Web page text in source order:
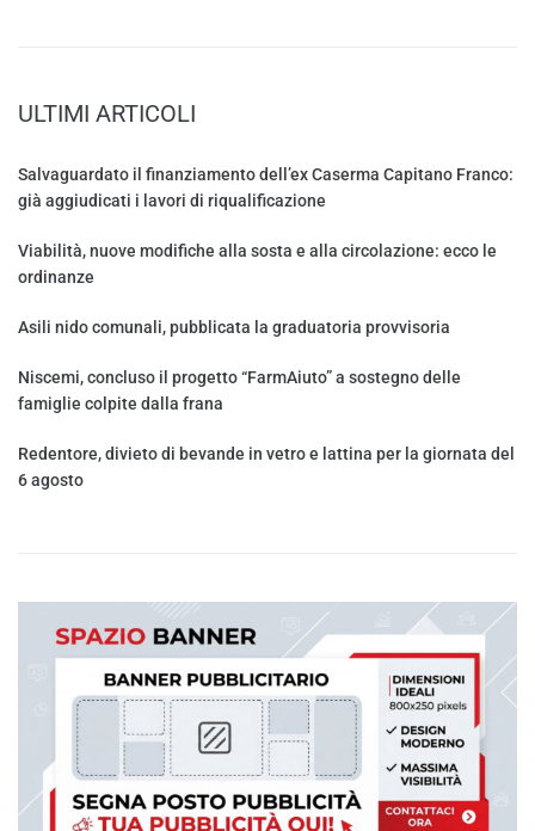
ULTIMI ARTICOLI
Salvaguardato il finanziamento dell’ex Caserma Capitano Franco:
già aggiudicati i lavori di riqualificazione
Viabilità, nuove modifiche alla sosta e alla circolazione: ecco le
ordinanze
Asili nido comunali, pubblicata la graduatoria provvisoria
Niscemi, concluso il progetto “FarmAiuto” a sostegno delle
famiglie colpite dalla frana
Redentore, divieto di bevande in vetro e lattina per la giornata del
6 agosto